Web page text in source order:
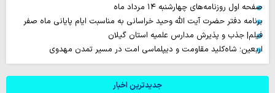
صفحه اول روزنامه‌های چهارشنبه ۱۴ مرداد ماه
برنامه دفتر حضرت آیت الله وحید خراسانی به مناسبت ایام پایانی ماه صفر
فیلم| جذب و پذیرش مدارس علمیه استان گیلان
اربعین؛ شاه‌کلید مقاومت و دیپلماسی امت در مسیر تمدن مهدوی
جدیدترین اخبار